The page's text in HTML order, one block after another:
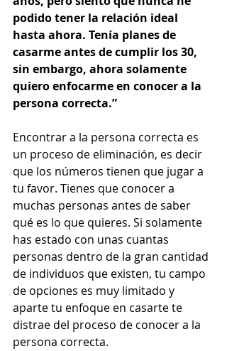
podido tener la relación ideal
hasta ahora. Tenía planes de
casarme antes de cumplir los 30,
sin embargo, ahora solamente
quiero enfocarme en conocer a la
persona correcta.”
Encontrar a la persona correcta es
un proceso de eliminación, es decir
que los números tienen que jugar a
tu favor. Tienes que conocer a
muchas personas antes de saber
qué es lo que quieres. Si solamente
has estado con unas cuantas
personas dentro de la gran cantidad
de individuos que existen, tu campo
de opciones es muy limitado y
aparte tu enfoque en casarte te
distrae del proceso de conocer a la
persona correcta.